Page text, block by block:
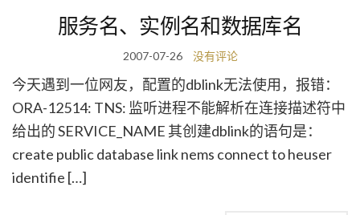
服务名、实例名和数据库名
2007-07-26 没有评论
今天遇到一位网友，配置的dblink无法使用，报错：
ORA-12514: TNS: 监听进程不能解析在连接描述符中
给出的 SERVICE_NAME 其创建dblink的语句是：
create public database link nems connect to heuser
identifie […]